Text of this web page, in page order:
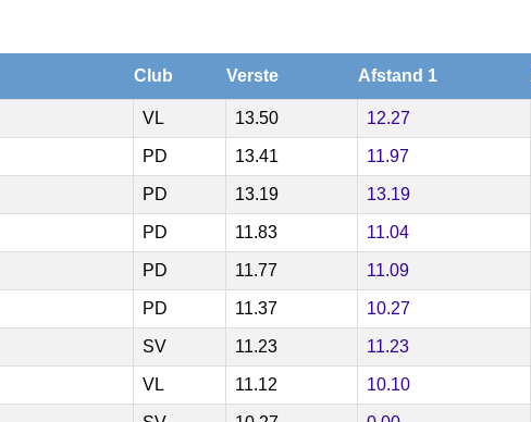
Club Verste Afstand 1
VL 13.50 12.27
PD 13.41 11.97
PD 13.19 13.19
PD 11.83 11.04
PD 11.77 11.09
PD 11.37 10.27
SV 11.23 11.23
VL 11.12 10.10